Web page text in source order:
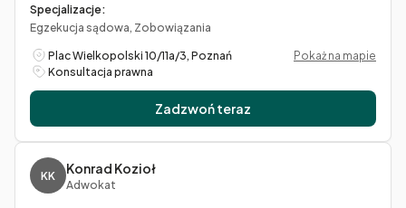
Specjalizacje:
Egzekucja sądowa, Zobowiązania
Plac Wielkopolski 10/11a/3, Poznań
Pokaż na mapie
Konsultacja prawna
Zadzwoń teraz
KK Konrad Kozioł
Adwokat